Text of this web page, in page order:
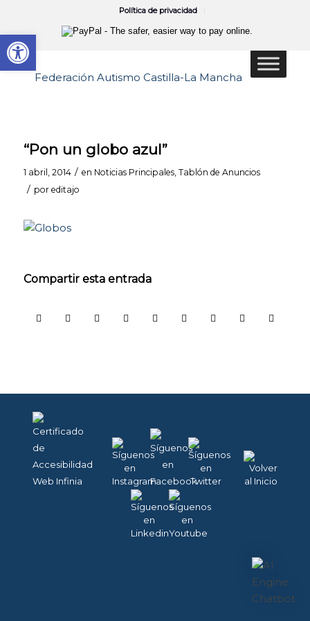
Política de privacidad
“Pon un globo azul”
1 abril, 2014 / en Noticias Principales, Tablón de Anuncios
/ por editajo
Compartir esta entrada
Abrir barra de herramientas